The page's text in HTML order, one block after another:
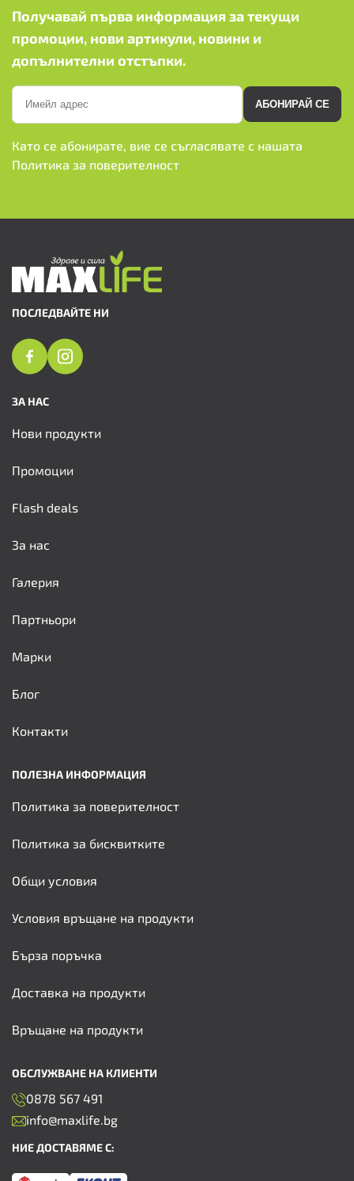
Получавай първа информация за текущи
промоции, нови артикули, новини и
допълнителни отстъпки.
АБОНИРАЙ СЕ
Като се абонирате, вие се съгласявате с нашата
Политика за поверителност
ПОСЛЕДВАЙТЕ НИ
ЗА НАС
Нови продукти
Промоции
Flash deals
За нас
Галерия
Партньори
Марки
Блог
Контакти
ПОЛЕЗНА ИНФОРМАЦИЯ
Политика за поверителност
Политика за бисквитките
Общи условия
Условия връщане на продукти
Бърза поръчка
Доставка на продукти
Връщане на продукти
ОБСЛУЖВАНЕ НА КЛИЕНТИ
0878 567 491
info@maxlife.bg
НИЕ ДОСТАВЯМЕ С: